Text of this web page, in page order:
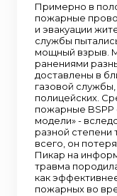
Примерно в
пожарные
и эвакуации
службы
мощный взрыв.
ранениями
доставлены в
газовой
полицейских.
пожарные BSPP
модели» -
разной степени
всего, он
Пикар на
травма
как
пожарных во